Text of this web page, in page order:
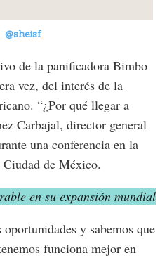
@sheisf
de la panificadora Bimbo
vez, del interés de la
“¿Por qué llegar a
Carbajal, director general
una conferencia en la
de México.
en su expansión mundial
y sabemos que
funciona mejor en